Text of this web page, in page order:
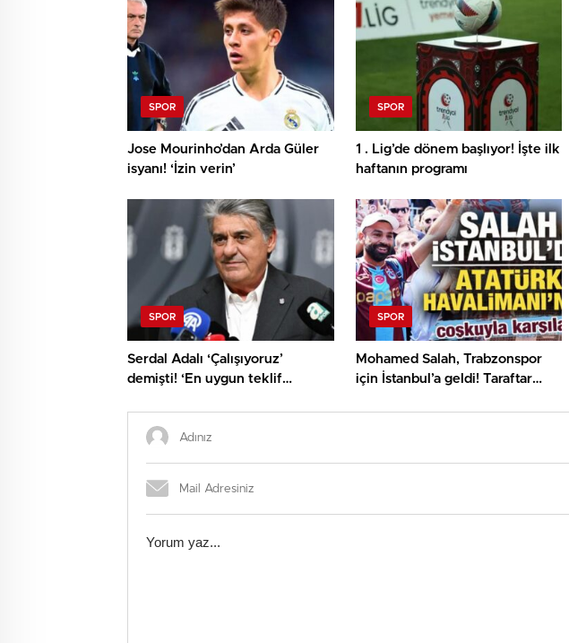
SPOR
Jose Mourinho’dan Arda Güler
isyanı! ‘İzin verin’
SPOR
1 . Lig’de dönem başlıyor! İşte ilk
haftanın programı
SPOR
Serdal Adalı ‘Çalışıyoruz’
demişti! ‘En uygun teklif
SPOR
Mohamed Salah, Trabzonspor
için İstanbul’a geldi! Taraftar